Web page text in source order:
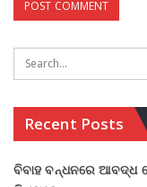
Recent Posts
ବିବାହ ବନ୍ଧନରେ ଆବଦ୍ଧ